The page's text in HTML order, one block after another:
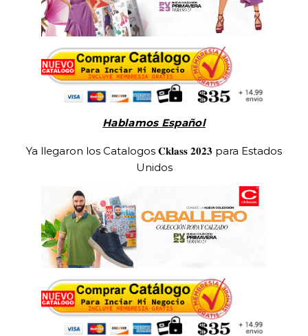
Hablamos Español
Ya llegaron los Catalogos 𝐂𝐤𝐥𝐚𝐬𝐬 𝟐𝟎𝟐𝟑 para Estados
Unidos